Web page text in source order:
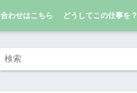
わせはこちら どうしてこの仕事を？